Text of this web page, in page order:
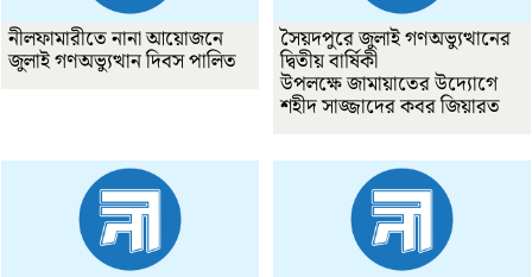
নীলফামারীতে নানা আয়োজনে
জুলাই গণঅভ্যুত্থান দিবস পালিত
সৈয়দপুরে জুলাই গণঅভ্যুত্থানের
দ্বিতীয় বার্ষিকী
উপলক্ষে জামায়াতের উদ্যোগে
শহীদ সাজ্জাদের কবর জিয়ারত